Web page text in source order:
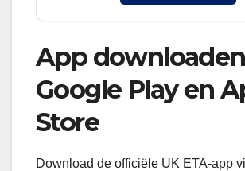
App
Google Play en
Store
Download de officiële UK ETA-app